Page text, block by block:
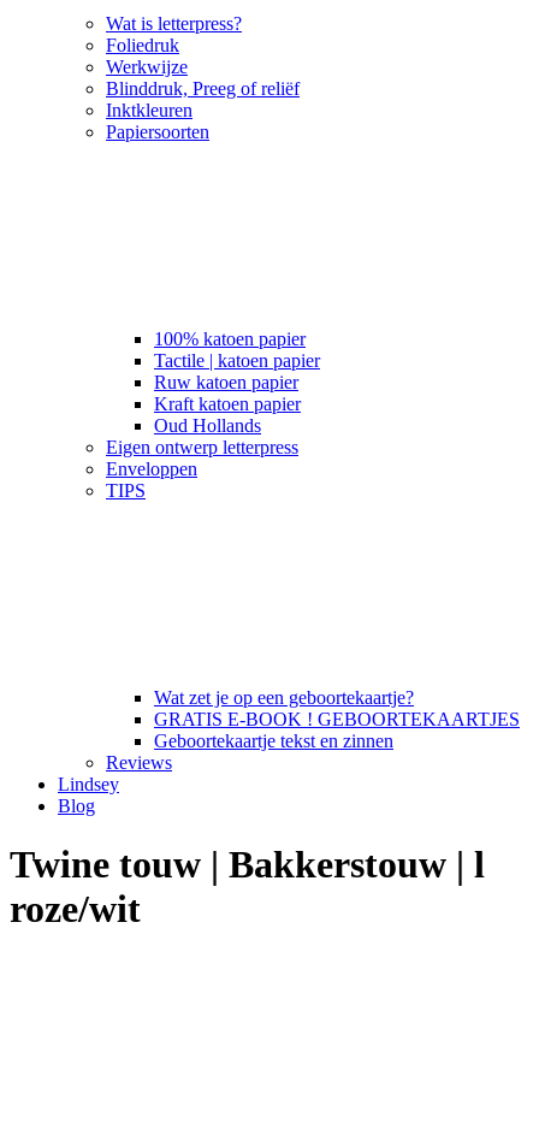
Wat is letterpress?
Foliedruk
Werkwijze
Blinddruk, Preeg of reliëf
Inktkleuren
Papiersoorten
100% katoen papier
Tactile | katoen papier
Ruw katoen papier
Kraft katoen papier
Oud Hollands
Eigen ontwerp letterpress
Enveloppen
TIPS
Wat zet je op een geboortekaartje?
GRATIS E-BOOK ! GEBOORTEKAARTJES
Geboortekaartje tekst en zinnen
Reviews
Lindsey
Blog
Twine touw | Bakkerstouw | l
roze/wit